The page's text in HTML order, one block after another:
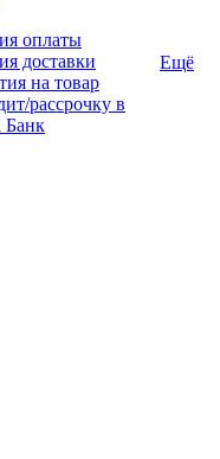
оплаты
доставки
на товар
рассрочку в
Банк
Ещё